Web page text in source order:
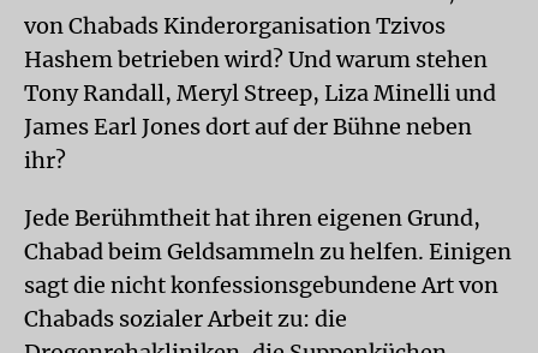
von Chabads Kinderorganisation Tzivos
Hashem betrieben wird? Und warum stehen
Tony Randall, Meryl Streep, Liza Minelli und
James Earl Jones dort auf der Bühne neben
ihr?
Jede Berühmtheit hat ihren eigenen Grund,
Chabad beim Geldsammeln zu helfen. Einigen
sagt die nicht konfessionsgebundene Art von
Chabads sozialer Arbeit zu: die